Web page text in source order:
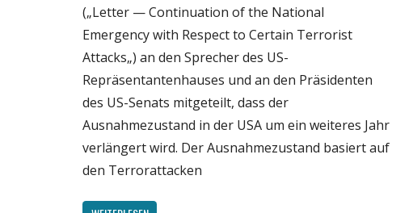
(„Letter — Continuation of the National
Emergency with Respect to Certain Terrorist
Attacks„) an den Sprecher des US-
Repräsentantenhauses und an den Präsidenten
des US-Senats mitgeteilt, dass der
Ausnahmezustand in der USA um ein weiteres Jahr
verlängert wird. Der Ausnahmezustand basiert auf
den Terrorattacken